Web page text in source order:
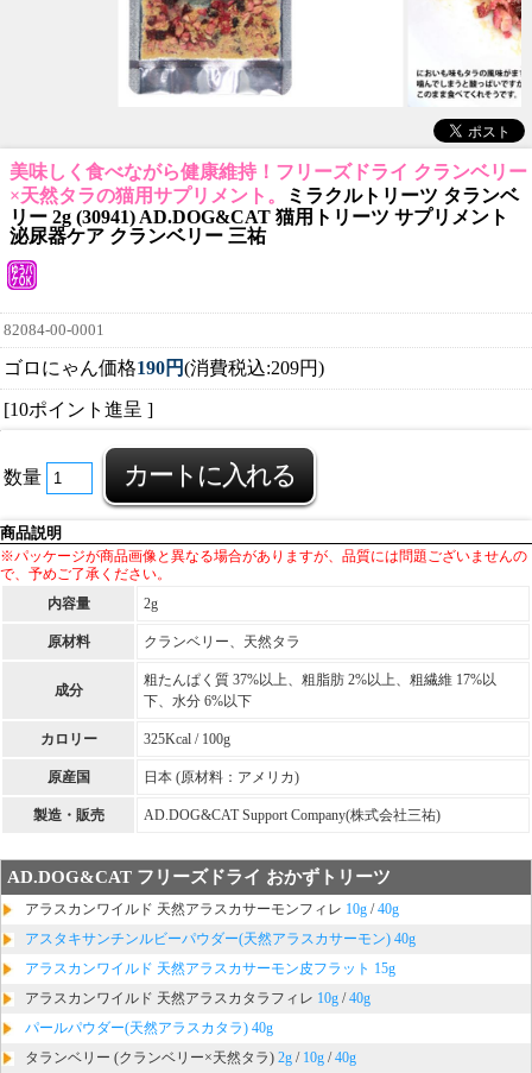
美味しく食べながら健康維持！フリーズドライ クランベリー
×天然タラの猫用サプリメント。
ミラクルトリーツ タランベ
リー 2g (30941) AD.DOG&CAT 猫用トリーツ サプリメント
泌尿器ケア クランベリー 三祐
82084-00-0001
ゴロにゃん価格190円(消費税込:209円)
[10ポイント進呈 ]
数量
商品説明
※パッケージが商品画像と異なる場合がありますが、品質には問題ございませんの
で、予めご了承ください。
内容量
2g
原材料 クランベリー、天然タラ
成分
粗たんぱく質 37%以上、粗脂肪 2%以上、粗繊維 17%以
下、水分 6%以下
カロリー 325Kcal / 100g
原産国 日本 (原材料：アメリカ)
製造・販売 AD.DOG&CAT Support Company(株式会社三祐)
AD.DOG&CAT フリーズドライ おかずトリーツ
アラスカンワイルド 天然アラスカサーモンフィレ 10g /40g
アスタキサンチンルビーパウダー(天然アラスカサーモン) 40g
アラスカンワイルド 天然アラスカサーモン皮フラット 15g
アラスカンワイルド 天然アラスカタラフィレ 10g /40g
パールパウダー(天然アラスカタラ) 40g
タランベリー (クランベリー×天然タラ) 2g / 10g /40g